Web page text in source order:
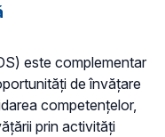
este complementar
de învățare
competențelor,
prin activități